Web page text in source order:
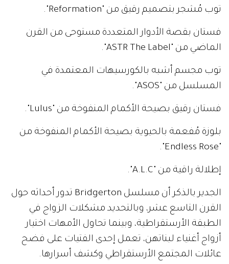
توب مُشجر بتصميم رقيق من "Reformation".
فستان بقصة الأدوار المتعددة مستوحى من القرن
الماضي من "ASTR The Label".
توب مجسم أشبه بالكورسيهات المعتمدة في
المسلسل من "ASOS".
فستان رقيق بصيحة الأكمام المنفوخة من "Lulus".
بلوزة مُفعمة بالحيوية بصيحة الأكمام المنفوخة من
"Endless Rose".
إطلالة راقية من "A.L.C".
الجدير بالذكر أن مسلسل Bridgerton تدور أحداثه حول
القرن التاسع عشر، وبالتحديد مشكلات الزواج في
الطبقة الأرستقراطية، وبينما تحاول الأمهات اختيار
أزواج أغنياء لبناتهن، تعمل إحدى الفتيات على فضح
عائلات المجتمع الأرستقراطي وكشف أسرارها.